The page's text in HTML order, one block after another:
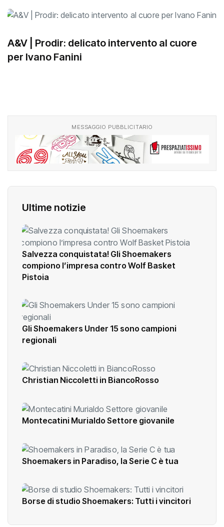
A&V | Prodir: delicato intervento al cuore
per Ivano Fanini
MESSAGGIO PUBBLICITARIO
Ultime notizie
Salvezza conquistata! Gli Shoemakers
compiono l’impresa contro Wolf Basket
Pistoia
Gli Shoemakers Under 15 sono campioni
regionali
Christian Niccoletti in BiancoRosso
Montecatini Murialdo Settore giovanile
Shoemakers in Paradiso, la Serie C è tua
Borse di studio Shoemakers: Tutti i vincitori